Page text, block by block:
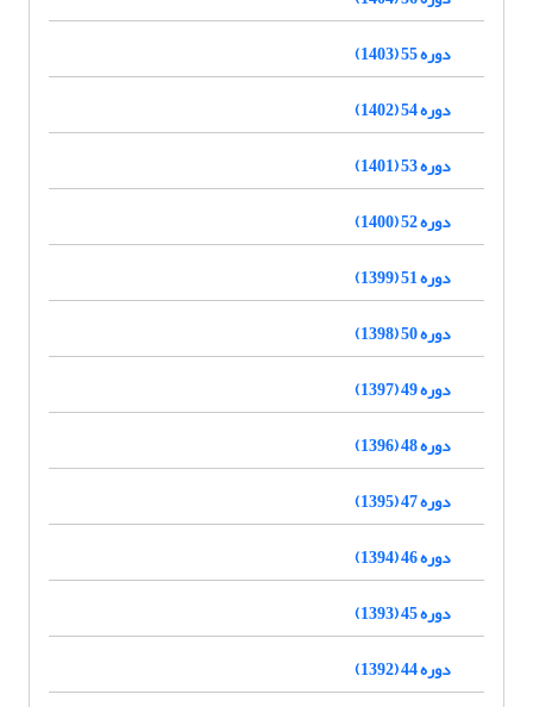
دوره 55 (1403)
دوره 54 (1402)
دوره 53 (1401)
دوره 52 (1400)
دوره 51 (1399)
دوره 50 (1398)
دوره 49 (1397)
دوره 48 (1396)
دوره 47 (1395)
دوره 46 (1394)
دوره 45 (1393)
دوره 44 (1392)